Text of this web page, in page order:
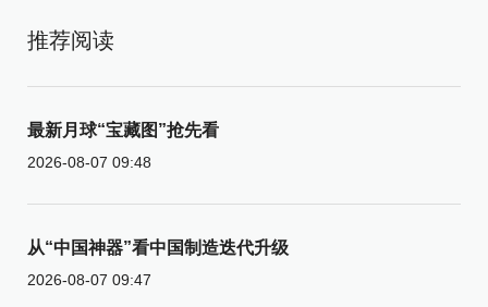
推荐阅读
最新月球“宝藏图”抢先看
2026-08-07 09:48
从“中国神器”看中国制造迭代升级
2026-08-07 09:47